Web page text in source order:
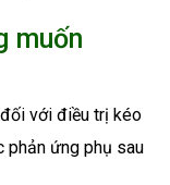
muốn
với điều trị kéo
phản ứng phụ sau